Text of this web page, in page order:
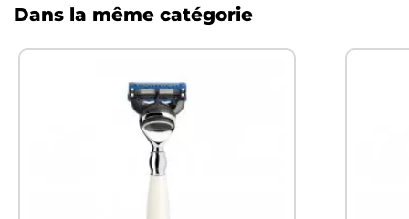
Dans la même catégorie